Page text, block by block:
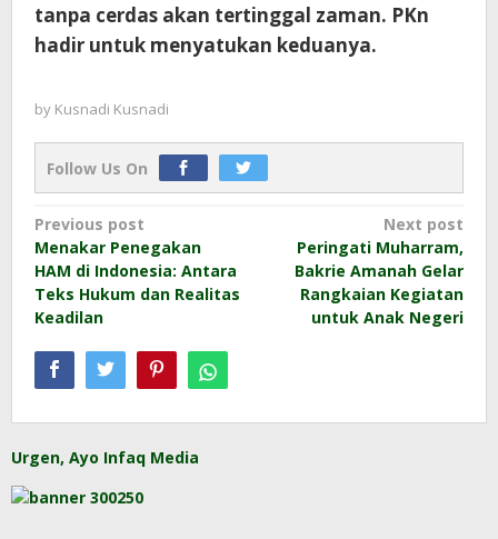
tanpa cerdas akan tertinggal zaman. PKn
hadir untuk menyatukan keduanya.
by Kusnadi Kusnadi
Follow Us On
Post
navigation
Previous post
Menakar Penegakan
HAM di Indonesia: Antara
Teks Hukum dan Realitas
Keadilan
Next post
Peringati Muharram,
Bakrie Amanah Gelar
Rangkaian Kegiatan
untuk Anak Negeri
Urgen, Ayo Infaq Media